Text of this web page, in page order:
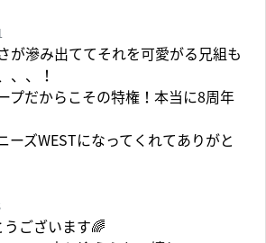
が滲み出ててそれを可愛がる兄組も
、、！
プだからこその特権！本当に8周年
ーズWESTになってくれてありがと
ございます🌈